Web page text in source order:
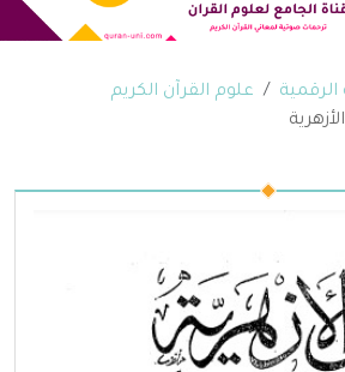
الرقمية
علوم القرآن الكريم